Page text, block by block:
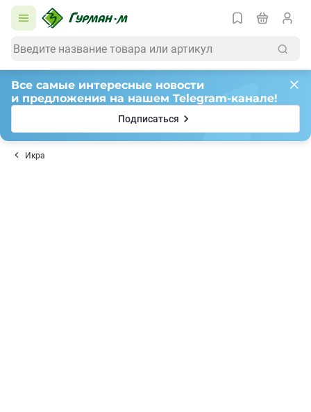
Все самые интересные новости
и предложения на нашем Telegram-канале!
Подписаться
Икра